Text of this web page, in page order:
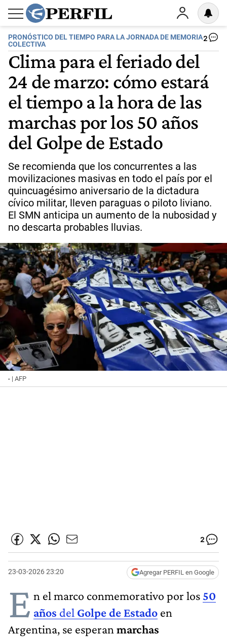
PRONÓSTICO DEL TIEMPO PARA LA JORNADA DE MEMORIA
COLECTIVA
2
Clima para el feriado del
24 de marzo: cómo estará
el tiempo a la hora de las
marchas por los 50 años
del Golpe de Estado
Se recomienda que los concurrentes a las
movilizaciones masivas en todo el país por el
quincuagésimo aniversario de la dictadura
cívico militar, lleven paraguas o piloto liviano.
El SMN anticipa un aumento de la nubosidad y
no descarta probables lluvias.
- | AFP
2
23-03-2026 23:20 Agregar PERFIL en Google
E n el marco conmemorativo por los 50
años del Golpe de Estado en
Argentina, se esperan marchas